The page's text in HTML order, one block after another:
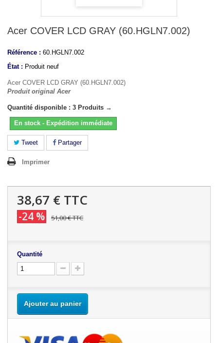
Acer COVER LCD GRAY (60.HGLN7.002)
Référence : 60.HGLN7.002
État : Produit neuf
Acer COVER LCD GRAY (60.HGLN7.002)
Produit original Acer
Quantité disponible : 3 Produits →
En stock - Expédition immédiate
Tweet Partager
Imprimer
38,67 € TTC
-24 % 51,00 €TTC
Quantité
Ajouter au panier